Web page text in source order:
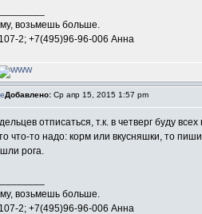
возьмешь больше.
2; +7(495)96-96-006 Анна
Добавлено: Ср апр 15, 2015 1:57 pm
отписаться, т.к. в четверг буду
что-то надо: корм или вкусняшки, то
рога.
возьмешь больше.
2; +7(495)96-96-006 Анна